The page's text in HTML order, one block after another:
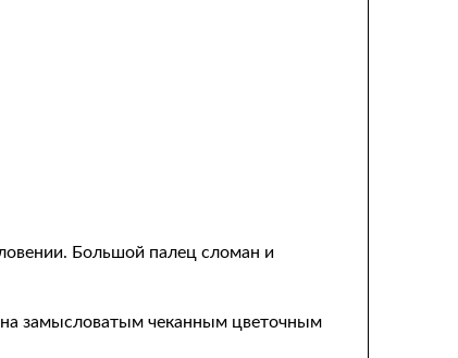
Большой палец сломан и
замысловатым чеканным цветочным